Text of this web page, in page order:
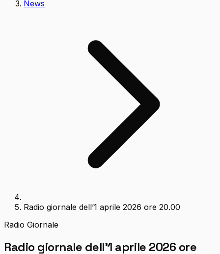
News
Radio giornale dell’1 aprile 2026 ore 20.00
Radio Giornale
Radio giornale dell’1 aprile 2026 ore